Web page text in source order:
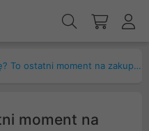
Masz firmę? To ostatni moment na zakup przed nowym ła... rokiem.
moment na